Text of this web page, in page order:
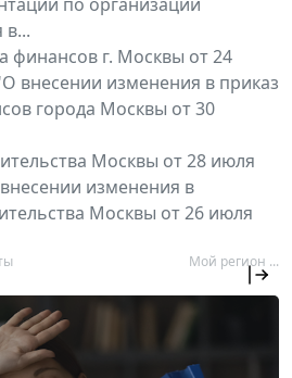
по организации
финансов г. Москвы от 24
внесении изменения в приказ
города Москвы от 30
Москвы от 28 июля
изменения в
Москвы от 26 июля
Мой регион ...